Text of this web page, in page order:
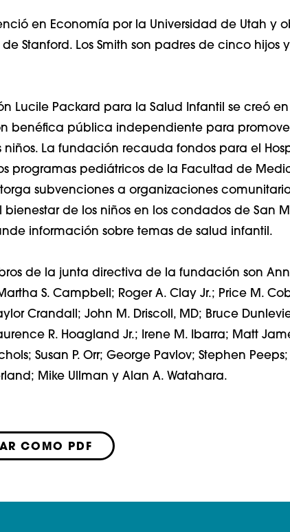
en Economía por la Universidad de Utah y
de Stanford. Los Smith son padres de cinco hijos
Lucile Packard para la Salud Infantil se creó
benéfica pública independiente para
niños. La fundación recauda fondos para el
programas pediátricos de la Facultad de
subvenciones a organizaciones
bienestar de los niños en los condados de San
información sobre temas de salud infantil.
de la junta directiva de la fundación son Anne
S. Campbell; Roger A. Clay Jr.; Price M.
Crandall; John M. Driscoll, MD; Bruce
R. Hoagland Jr.; Irene M. Ibarra; Matt
Susan P. Orr; George Pavlov; Stephen
Mike Ullman y Alan A. Watahara.
COMO PDF